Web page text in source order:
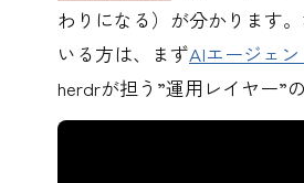
わりになる）が分かります
いる方は、まずAIエージェ
herdrが担う”運用レイヤー”